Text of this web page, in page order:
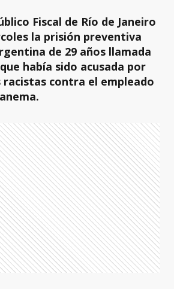
Fiscal de Río de Janeiro
la prisión preventiva
de 29 años llamada
había sido acusada por
contra el empleado